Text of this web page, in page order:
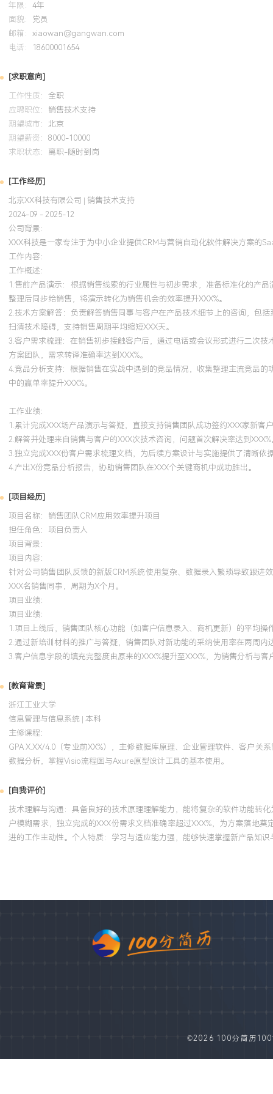
年限： 4年
面貌： 党员
邮箱： xiaowan@gangwan.com
电话：
18600001654
[求职意向]
工作性质： 全职
应聘职位： 销售技术支持
期望城市： 北京
期望薪资： 8000-10000
求职状态： 离职-随时到岗
[工作经历]
北京XX科技有限公司 | 销售技术支持
2024-09 - 2025-12
公司背景：
XXX科技是一家专注于为中小企业提供CRM与营销自动化软件解决方案的
工作内容：
工作概述：
1.售前产品演示：根据销售线索的行业属性与初步需求，准备标准化的产
整理后同步给销售，将演示转化为销售机会的效率提升XXX%。
2.技术方案解答：负责解答销售同事与客户在产品技术细节上的咨询，包
扫清技术障碍，支持销售周期平均缩短XXX天。
3.客户需求梳理：在销售初步接触客户后，通过电话或会议形式进行二次
方案团队，需求转译准确率达到XXX%。
4.竞品分析支持：根据销售在实战中遇到的竞品情况，收集整理主流竞品
中的赢单率提升XXX%。
工作业绩：
1.累计完成XXX场产品演示与答疑，直接支持销售团队成功签约XXX家新客
2.解答并处理来自销售与客户的XXX次技术咨询，问题首次解决率达到XXX%
3.独立完成XXX份客户需求梳理文档，为后续方案设计与实施提供了清晰依
4.产出X份竞品分析报告，协助销售团队在XXX个关键商机中成功胜出。
[项目经历]
项目名称：销售团队CRM应用效率提升项目
担任角色： 项目负责人
项目背景：
项目内容：
针对公司销售团队反馈的新版CRM系统使用复杂、数据录入繁琐导致跟
XXX名销售同事，周期为X个月。
项目业绩：
项目业绩：
1.项目上线后，销售团队核心功能（如客户信息录入、商机更新）的平均操
2.通过新培训材料的推广与答疑，销售团队对新功能的采纳使用率在两周内
3.客户信息字段的填充完整度由原来的XXX%提升至XXX%，为销售分析与
[教育背景]
浙江工业大学
信息管理与信息系统 | 本科
主修课程：
GPA X.XX/4.0（专业前XX%），主修数据库原理、企业管理软件、客户
数据分析，掌握Visio流程图与Axure原型设计工具的基本使用。
[自我评价]
技术理解与沟通：具备良好的技术原理理解能力，能将复杂的软件功能转
户模糊需求，独立完成的XXX份需求文档准确率超过XXX%，为方案落地
进的工作主动性。个人特质：学习与适应能力强，能够快速掌握新产品知
©2026 100分简历